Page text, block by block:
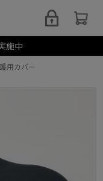
施中
用カバー